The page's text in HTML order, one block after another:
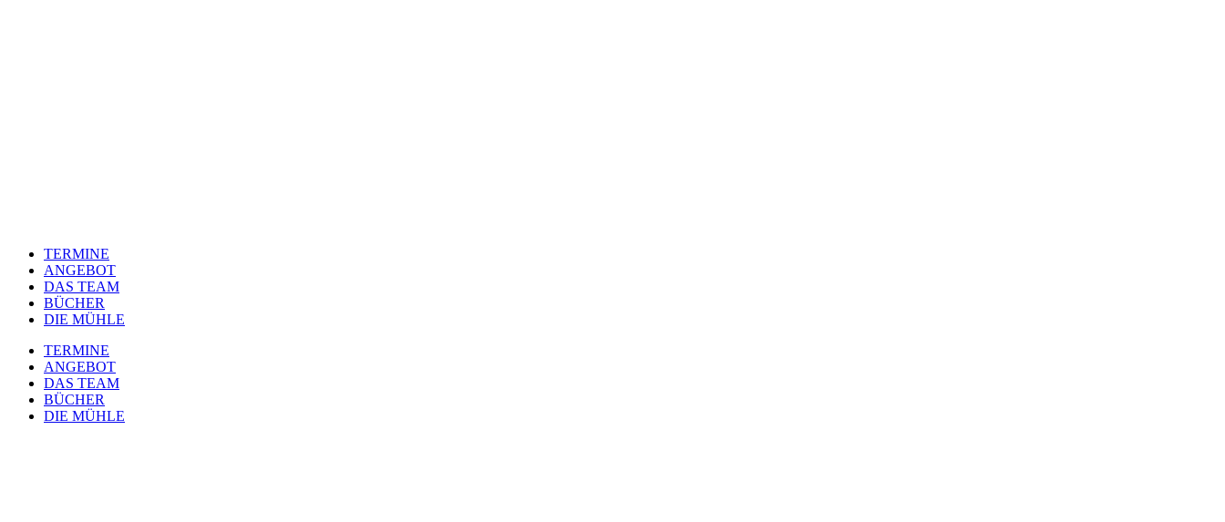
TERMINE
ANGEBOT
DAS TEAM
BÜCHER
DIE MÜHLE
TERMINE
ANGEBOT
DAS TEAM
BÜCHER
DIE MÜHLE